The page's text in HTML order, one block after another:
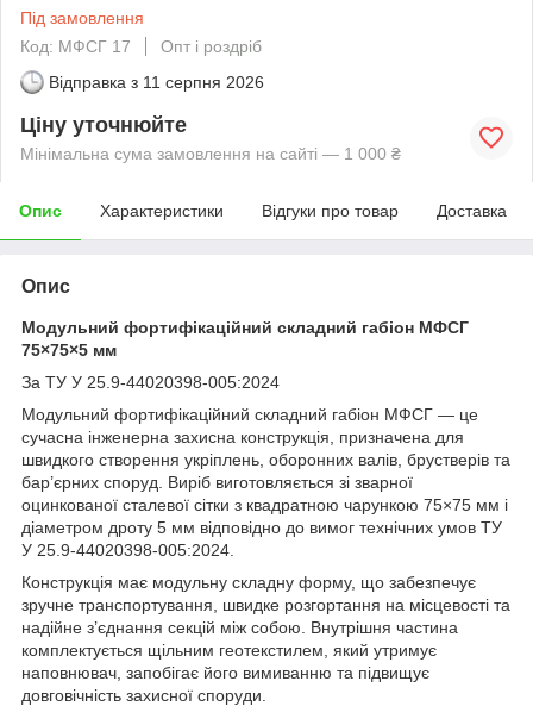
Під замовлення
Код: МФСГ 17
Опт і роздріб
Відправка з 11 серпня 2026
Ціну уточнюйте
Мінімальна сума замовлення на сайті — 1 000 ₴
Опис Характеристики Відгуки про товар Доставка
Опис
Модульний фортифікаційний складний габіон МФСГ
75×75×5 мм
За ТУ У 25.9-44020398-005:2024
Модульний фортифікаційний складний габіон МФСГ — це
сучасна інженерна захисна конструкція, призначена для
швидкого створення укріплень, оборонних валів, брустверів та
бар’єрних споруд. Виріб виготовляється зі зварної
оцинкованої сталевої сітки з квадратною чарункою 75×75 мм і
діаметром дроту 5 мм відповідно до вимог технічних умов ТУ
У 25.9-44020398-005:2024.
Конструкція має модульну складну форму, що забезпечує
зручне транспортування, швидке розгортання на місцевості та
надійне з’єднання секцій між собою. Внутрішня частина
комплектується щільним геотекстилем, який утримує
наповнювач, запобігає його вимиванню та підвищує
довговічність захисної споруди.